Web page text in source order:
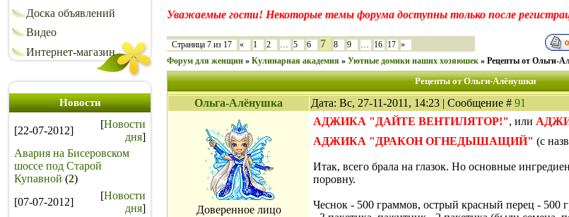
Доска объявлений
Видео
Интернет-магазин
Новости
[22-07-2012]
[Новости
дня]
Авария на Бисеровском
шоссе под Старой
Купавной (2)
[07-07-2012]
[Новости
дня]
Уважаемые гости! Некоторые темы форума доступны только после
Страница 7 из 17 « 1 2 … 5 6 7 8 9 … 16 17 »
Форум для женщин » Кулинарная академия » Уютные домики наших хозяюшек » Рецепты от Ольги-
Рецепты от Ольги-Алёнушки
Ольга-Алёнушка Дата: Вс, 27-11-2011, 14:23 | Сообщение # 91
Доверенное лицо
АДЖИКА "ДАЙТЕ ВЕНТИЛЯТОР!", или
АДЖИКА "ДРАКОН ОГНЕДЫШАЩИЙ" (с
Итак, всего брала на глазок. Но основные
поровну.
Чеснок - 500 граммов, острый красный перец - 500